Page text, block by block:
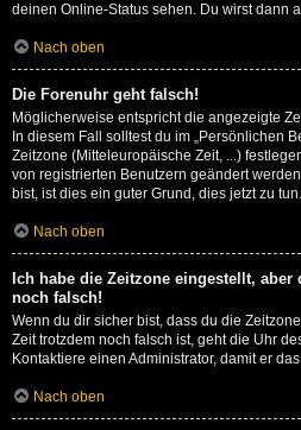
deinen Online-Status sehen. Du wirst dann
Nach oben
Die Forenuhr geht falsch!
Möglicherweise entspricht die angezeigte
In diesem Fall solltest du im „Persönlichen
Zeitzone (Mitteleuropäische Zeit, ...)
von registrierten Benutzern geändert
bist, ist dies ein guter Grund, dies jetzt zu tun.
Nach oben
Ich habe die Zeitzone eingestellt,
noch falsch!
Wenn du dir sicher bist, dass du die
Zeit trotzdem noch falsch ist, geht die Uhr
Kontaktiere einen Administrator, damit er
Nach oben